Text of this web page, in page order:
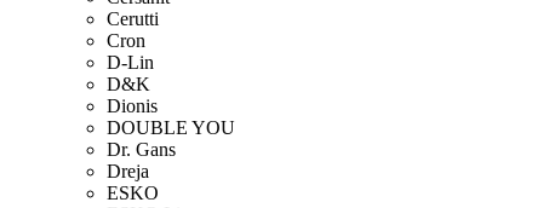
Cerutti
Cron
D-Lin
D&K
Dionis
DOUBLE YOU
Dr. Gans
Dreja
ESKO